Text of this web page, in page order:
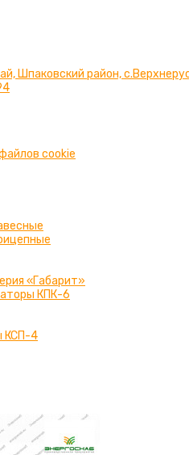
Шпаковский район,
Откроется
cookie
«Габарит»
КПК-6
КСП-4